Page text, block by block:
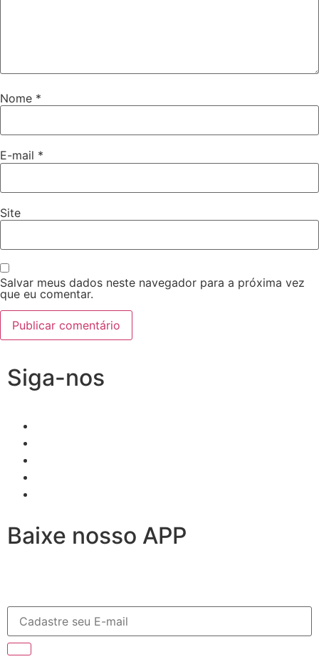
Nome *
E-mail *
Site
Salvar meus dados neste navegador para a próxima vez
que eu comentar.
Siga-nos
Baixe nosso APP